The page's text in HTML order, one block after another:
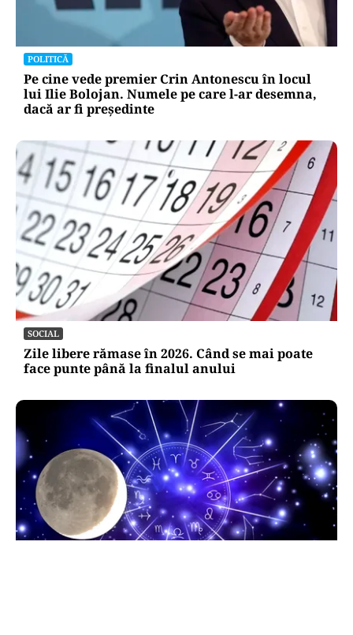
POLITICĂ
Pe cine vede premier Crin Antonescu în locul
lui Ilie Bolojan. Numele pe care l-ar desemna,
dacă ar fi președinte
SOCIAL
Zile libere rămase în 2026. Când se mai poate
face punte până la finalul anului